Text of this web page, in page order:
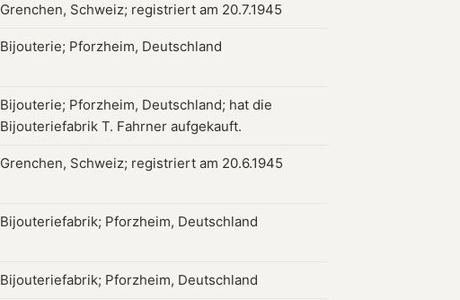
Grenchen, Schweiz; registriert am 20.7.1945
Bijouterie; Pforzheim, Deutschland
Bijouterie; Pforzheim, Deutschland; hat die
Bijouteriefabrik T. Fahrner aufgekauft.
Grenchen, Schweiz; registriert am 20.6.1945
Bijouteriefabrik; Pforzheim, Deutschland
Bijouteriefabrik; Pforzheim, Deutschland